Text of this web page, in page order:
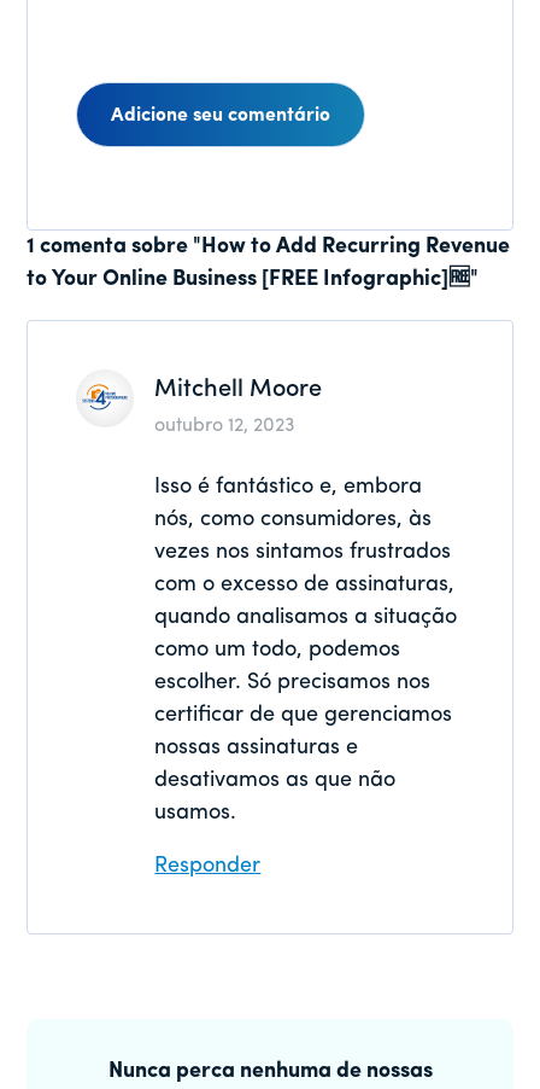
Interações
do
leitor
1 comenta sobre "How to Add Recurring Revenue
to Your Online Business [FREE Infographic]🆓"
Mitchell Moore
outubro 12, 2023
Isso é fantástico e, embora
nós, como consumidores, às
vezes nos sintamos frustrados
com o excesso de assinaturas,
quando analisamos a situação
como um todo, podemos
escolher. Só precisamos nos
certificar de que gerenciamos
nossas assinaturas e
desativamos as que não
usamos.
Responder
lateralNunca perca nenhuma de nossas